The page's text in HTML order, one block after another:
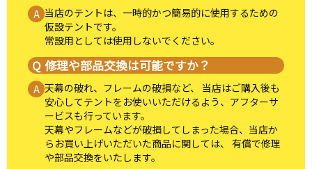
当店のテントは、一時的かつ簡易的に使用するための
仮設テントです。
常設用としては使用しないでください。
修理や部品交換は可能ですか？
天幕の破れ、フレームの破損など、 当店はご購入後も
安心してテントをお使いいただけるよう、アフターサ
ービスも行っています。
天幕やフレームなどが破損してしまった場合、当店か
らお買い上げいただいた商品に関しては、 有償で修理
や部品交換をいたします。